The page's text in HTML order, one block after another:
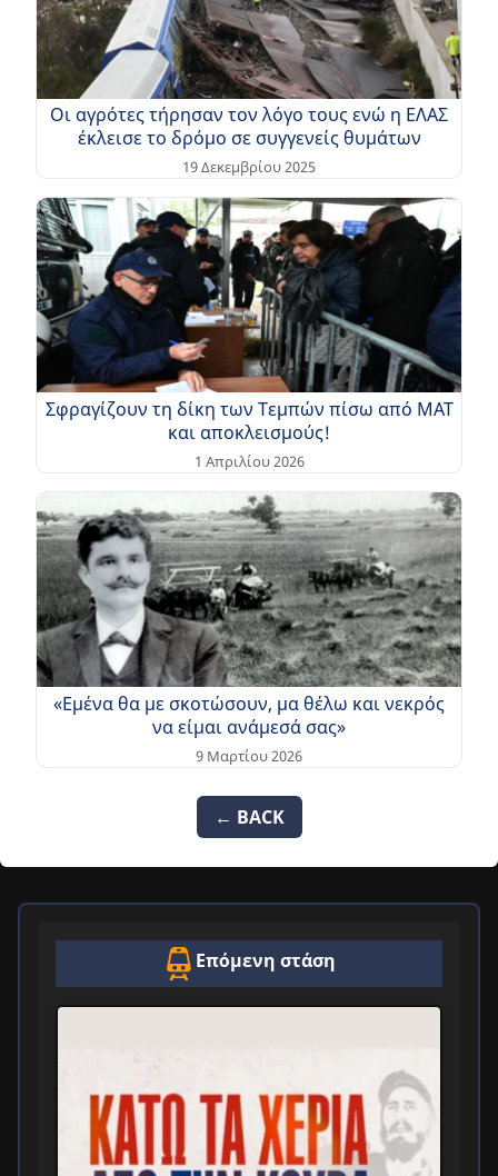
Οι αγρότες τήρησαν τον λόγο τους ενώ η ΕΛΑΣ
έκλεισε το δρόμο σε συγγενείς θυμάτων
19 Δεκεμβρίου 2025
Σφραγίζουν τη δίκη των Τεμπών πίσω από ΜΑΤ
και αποκλεισμούς!
1 Απριλίου 2026
«Εμένα θα με σκοτώσουν, μα θέλω και νεκρός
να είμαι ανάμεσά σας»
9 Μαρτίου 2026
← BACK
Επόμενη στάση